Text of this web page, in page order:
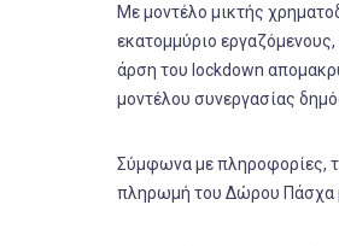
Με μοντέλο μικτής
εκατομμύριο
άρση του lockdown
μοντέλου συνεργασίας
Σύμφωνα με πληροφορίες,
πληρωμή του Δώρου Πάσχα